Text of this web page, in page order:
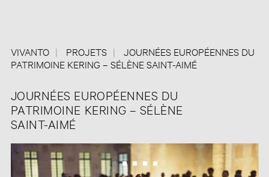
VIVANTO PROJETS
JOURNÉES EUROPÉENNES DU
PATRIMOINE KERING – SÉLÈNE SAINT-AIMÉ
JOURNÉES EUROPÉENNES DU
PATRIMOINE KERING – SÉLÈNE
SAINT-AIMÉ